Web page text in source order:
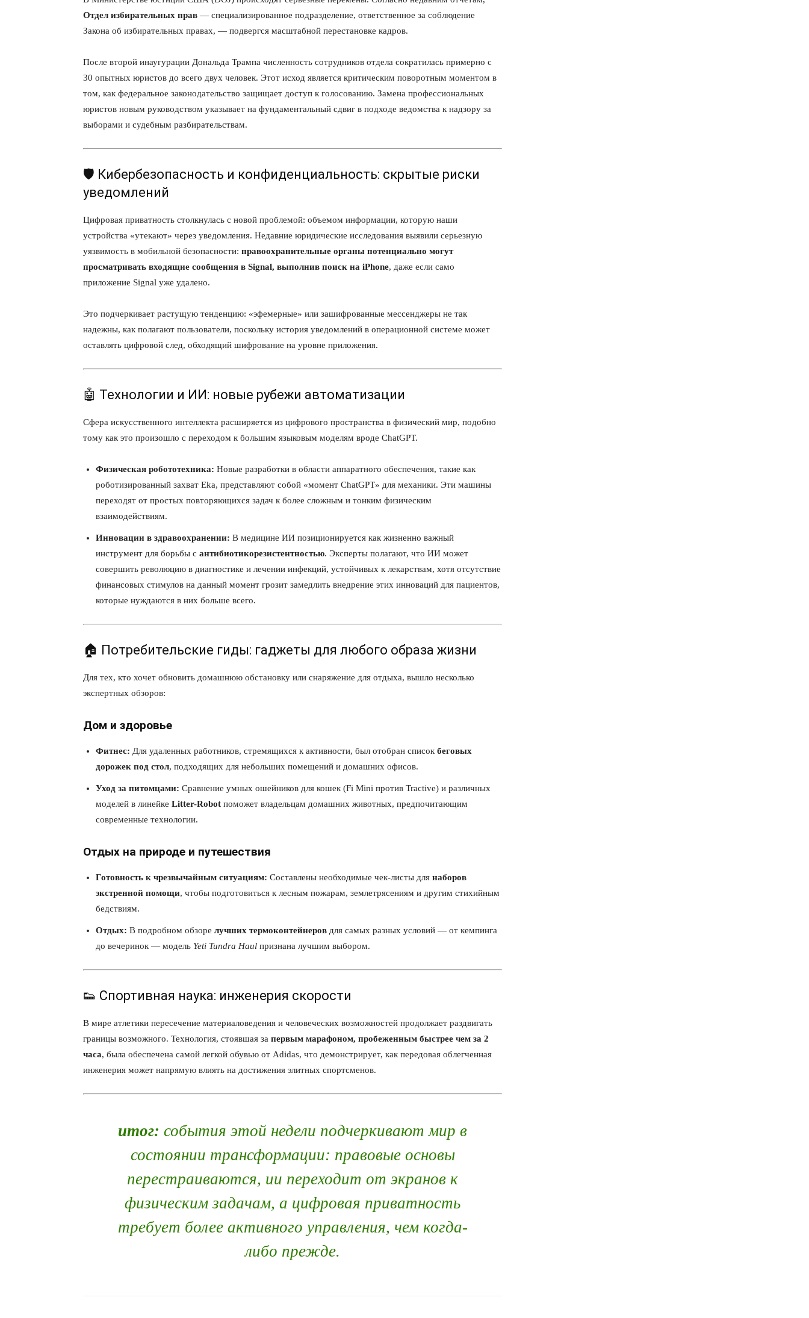
Отдел избирательных прав — специализированное подразделение, ответственное за соблюдение
Закона об избирательных правах, — подвергся масштабной перестановке кадров.
После второй инаугурации Дональда Трампа численность сотрудников отдела сократилась примерно с
30 опытных юристов до всего двух человек. Этот исход является критическим поворотным моментом в
том, как федеральное законодательство защищает доступ к голосованию. Замена профессиональных
юристов новым руководством указывает на фундаментальный сдвиг в подходе ведомства к надзору за
выборами и судебным разбирательствам.
🛡️ Кибербезопасность и конфиденциальность: скрытые риски
уведомлений
Цифровая приватность столкнулась с новой проблемой: объемом информации, которую наши
устройства «утекают» через уведомления. Недавние юридические исследования выявили серьезную
уязвимость в мобильной безопасности: правоохранительные органы потенциально могут
просматривать входящие сообщения в Signal, выполнив поиск на iPhone, даже если само
приложение Signal уже удалено.
Это подчеркивает растущую тенденцию: «эфемерные» или зашифрованные мессенджеры не так
надежны, как полагают пользователи, поскольку история уведомлений в операционной системе может
оставлять цифровой след, обходящий шифрование на уровне приложения.
🤖 Технологии и ИИ: новые рубежи автоматизации
Сфера искусственного интеллекта расширяется из цифрового пространства в физический мир, подобно
тому как это произошло с переходом к большим языковым моделям вроде ChatGPT.
Физическая робототехника: Новые разработки в области аппаратного обеспечения, такие как
роботизированный захват Eka, представляют собой «момент ChatGPT» для механики. Эти машины
переходят от простых повторяющихся задач к более сложным и тонким физическим
взаимодействиям.
Инновации в здравоохранении: В медицине ИИ позиционируется как жизненно важный
инструмент для борьбы с антибиотикорезистентностью. Эксперты полагают, что ИИ может
совершить революцию в диагностике и лечении инфекций, устойчивых к лекарствам, хотя отсутствие
финансовых стимулов на данный момент грозит замедлить внедрение этих инноваций для пациентов,
которые нуждаются в них больше всего.
🏠 Потребительские гиды: гаджеты для любого образа жизни
Для тех, кто хочет обновить домашнюю обстановку или снаряжение для отдыха, вышло несколько
экспертных обзоров:
Дом и здоровье
Фитнес: Для удаленных работников, стремящихся к активности, был отобран список беговых
дорожек под стол, подходящих для небольших помещений и домашних офисов.
Уход за питомцами: Сравнение умных ошейников для кошек (Fi Mini против Tractive) и различных
моделей в линейке Litter-Robot поможет владельцам домашних животных, предпочитающим
современные технологии.
Отдых на природе и путешествия
Готовность к чрезвычайным ситуациям: Составлены необходимые чек-листы для наборов
экстренной помощи, чтобы подготовиться к лесным пожарам, землетрясениям и другим стихийным
бедствиям.
Отдых: В подробном обзоре лучших термоконтейнеров для самых разных условий — от кемпинга
до вечеринок — модель Yeti Tundra Haul признана лучшим выбором.
👟 Спортивная наука: инженерия скорости
В мире атлетики пересечение материаловедения и человеческих возможностей продолжает раздвигать
границы возможного. Технология, стоявшая за первым марафоном, пробеженным быстрее чем за 2
часа, была обеспечена самой легкой обувью от Adidas, что демонстрирует, как передовая облегченная
инженерия может напрямую влиять на достижения элитных спортсменов.
итог: события этой недели подчеркивают мир в
состоянии трансформации: правовые основы
перестраиваются, ии переходит от экранов к
физическим задачам, а цифровая приватность
требует более активного управления, чем когда-
либо прежде.